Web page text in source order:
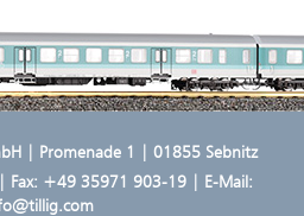
| Promenade 1 | 01855 Sebnitz
+49 35971 903-19 | E-Mail: